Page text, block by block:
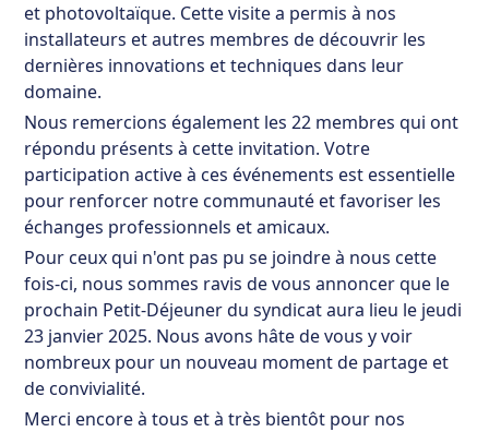
et photovoltaïque. Cette visite a permis à nos
installateurs et autres membres de découvrir les
dernières innovations et techniques dans leur
domaine.
Nous remercions également les 22 membres qui ont
répondu présents à cette invitation. Votre
participation active à ces événements est essentielle
pour renforcer notre communauté et favoriser les
échanges professionnels et amicaux.
Pour ceux qui n'ont pas pu se joindre à nous cette
fois-ci, nous sommes ravis de vous annoncer que le
prochain Petit-Déjeuner du syndicat aura lieu le jeudi
23 janvier 2025. Nous avons hâte de vous y voir
nombreux pour un nouveau moment de partage et
de convivialité.
Merci encore à tous et à très bientôt pour nos